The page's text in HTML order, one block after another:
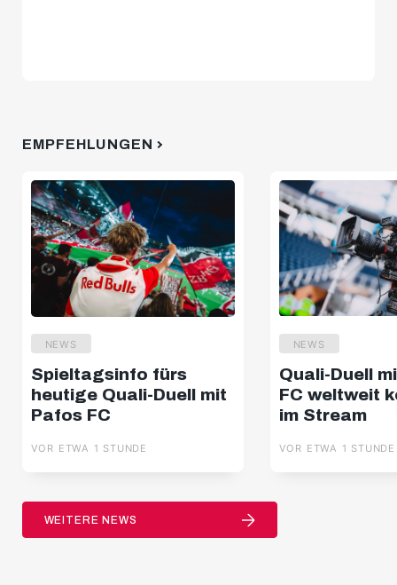
EMPFEHLUNGEN
NEWS
Spieltagsinfo fürs
heutige Quali-Duell mit
Pafos FC
VOR ETWA 1 STUNDE
NEWS
Quali-Duell
FC weltweit
im Stream
VOR ETWA 1 STUNDE
WEITERE NEWS